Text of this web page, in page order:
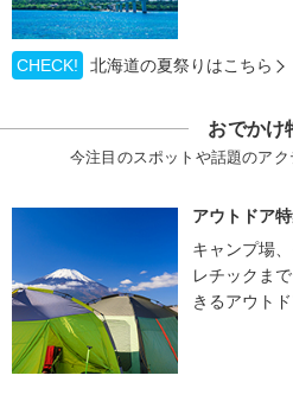
CHECK! 北海道の夏祭りはこちら
おでかけ
今注目のスポットや話題のア
アウトドア
キャンプ場
レチックま
きるアウト